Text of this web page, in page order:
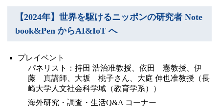
【2024年】世界を駆けるニッポンの研究者 Note
book&Pen からAI&IoT へ
プレイベント
パネリスト：持田 浩治准教授、依田 憲教授、伊
藤 真講師、大坂 桃子さん、大庭 伸也准教授（長
崎大学人文社会科学域（教育学系））
海外研究・調査・生活Q&A コーナー